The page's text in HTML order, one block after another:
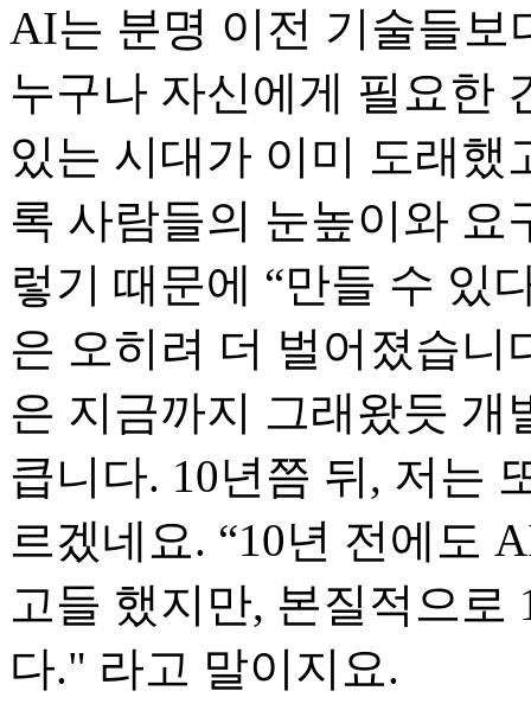
AI는 분명 이전 기술들보
누구나 자신에게 필요한
있는 시대가 이미 도래했
록 사람들의 눈높이와 요
렇기 때문에 “만들 수 있
은 오히려 더 벌어졌습니
은 지금까지 그래왔듯 개
큽니다. 10년쯤 뒤, 저는
르겠네요. “10년 전에도
고들 했지만, 본질적으로
다." 라고 말이지요.